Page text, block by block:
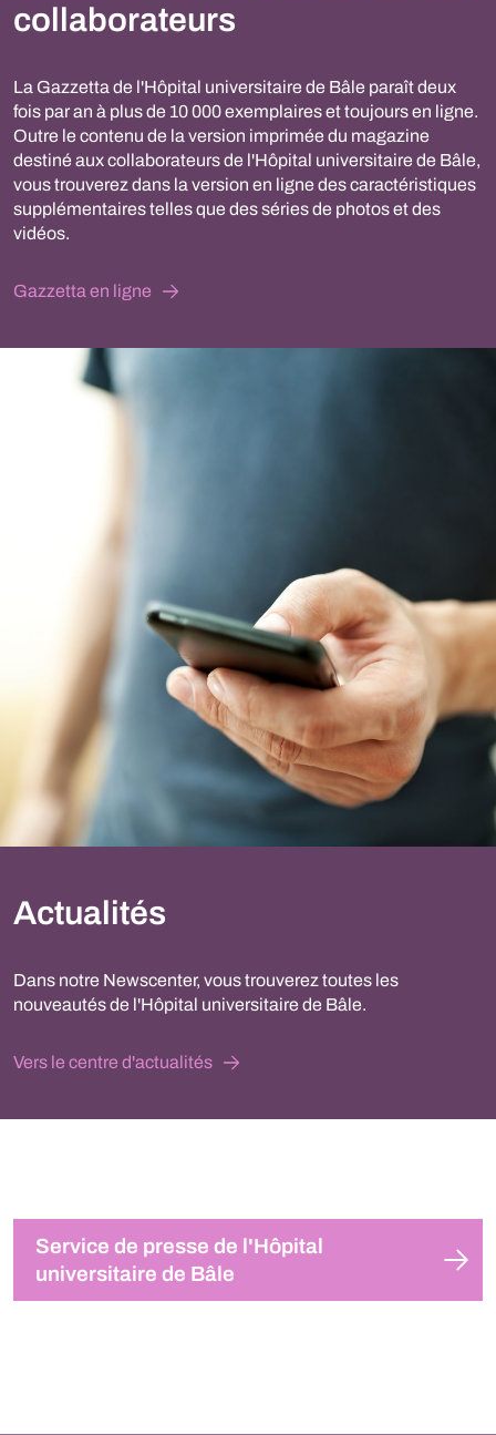
collaborateurs
La Gazzetta de l'Hôpital universitaire de Bâle paraît deux
fois par an à plus de 10 000 exemplaires et toujours en ligne.
Outre le contenu de la version imprimée du magazine
destiné aux collaborateurs de l'Hôpital universitaire de Bâle,
vous trouverez dans la version en ligne des caractéristiques
supplémentaires telles que des séries de photos et des
vidéos.
Gazzetta en ligne
Actualités
Dans notre Newscenter, vous trouverez toutes les
nouveautés de l'Hôpital universitaire de Bâle.
Vers le centre d'actualités
Service de presse de l'Hôpital
universitaire de Bâle